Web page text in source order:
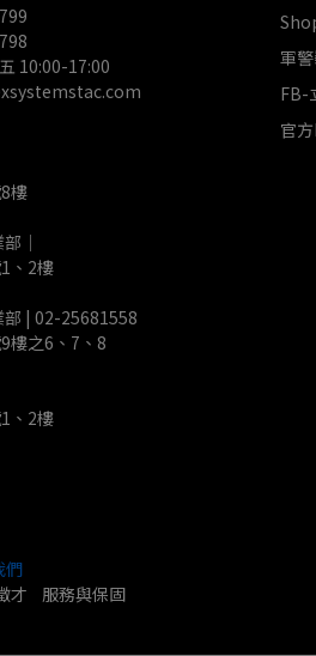
10:00-17:00
樓
｜
、2樓
| 02-25681558
樓之6、7、8
、2樓
們
才    服務與保固
軍
FB-
官